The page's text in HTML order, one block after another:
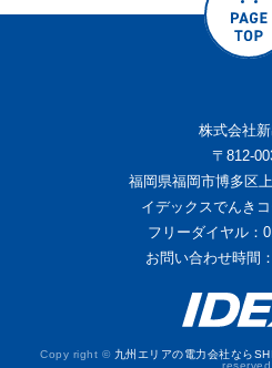
株式会社
〒812-
福岡県福岡市博多区
イデックスでんき
フリーダイヤル：
お問い合わせ時間
Copy right © 九州エリアの電力会社なら
reserved.